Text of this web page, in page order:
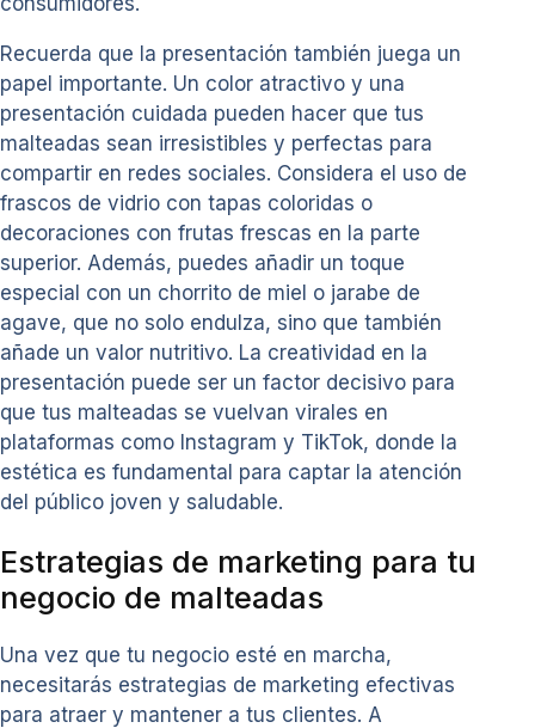
Recuerda que la presentación también juega un
papel importante. Un color atractivo y una
presentación cuidada pueden hacer que tus
malteadas sean irresistibles y perfectas para
compartir en redes sociales. Considera el uso de
frascos de vidrio con tapas coloridas o
decoraciones con frutas frescas en la parte
superior. Además, puedes añadir un toque
especial con un chorrito de miel o jarabe de
agave, que no solo endulza, sino que también
añade un valor nutritivo. La creatividad en la
presentación puede ser un factor decisivo para
que tus malteadas se vuelvan virales en
plataformas como Instagram y TikTok, donde la
estética es fundamental para captar la atención
del público joven y saludable.
Estrategias de marketing para tu
negocio de malteadas
Una vez que tu negocio esté en marcha,
necesitarás estrategias de marketing efectivas
para atraer y mantener a tus clientes. A